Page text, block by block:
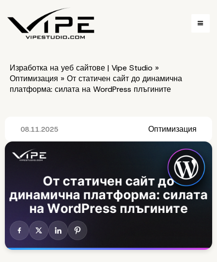
Изработка на уеб сайтове | Vipe Studio »
Оптимизация » От статичен сайт до динамична
платформа: силата на WordPress плъгините
08.11.2025 Оптимизация